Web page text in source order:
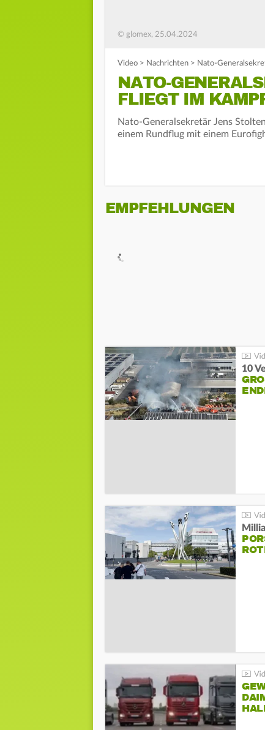
© glomex, 25.04.2024
Video > Nachrichten > Nato-
NATO-
FLIEGT IM
Nato-Generalsekretär Jens
einem Rundflug mit einem
EMPFEHLUNGEN
10